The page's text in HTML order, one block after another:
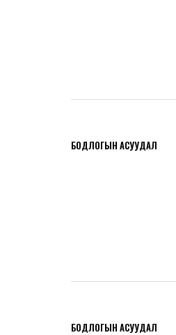
БОДЛОГЫН АСУУДАЛ
БОДЛОГЫН АСУУДАЛ